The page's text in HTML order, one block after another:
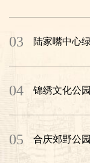
三是加力提速现代
合改革示范区，共
深化医养、康养结合
动娱乐展览会（
03 陆家嘴中心
04 锦绣文化公园
05 合庆郊野公园